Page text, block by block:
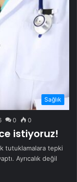
Sağlık
0 0
istiyoruz!
tutuklamalara tepki
Ayrıcalık değil